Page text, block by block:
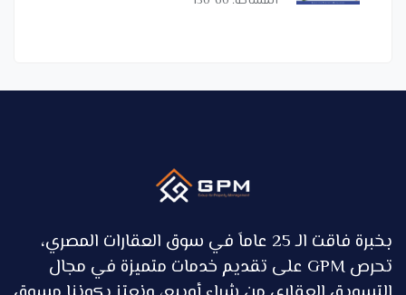
بخبرة فاقت الـ 25 عاماَ في سوق العقارات المصري،
تحرص GPM على تقديم خدمات متميزة في مجال